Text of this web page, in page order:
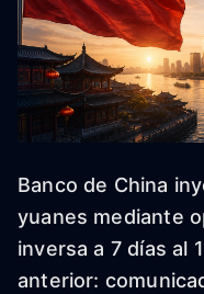
Banco de China
yuanes mediante
inversa a 7 días al
anterior: